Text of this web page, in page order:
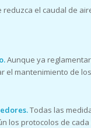
reduzca el caudal de
Aunque ya
el mantenimiento de
Todas las
los protocolos de